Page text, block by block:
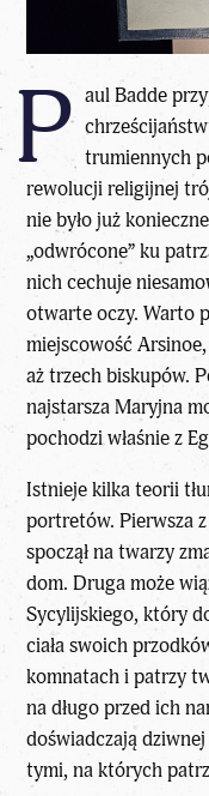
P aul Badde
trumiennych
rewolucji religijnej
nie było już
„odwrócone” ku
nich cechuje
otwarte oczy. Warto
miejscowość
aż trzech biskupów.
najstarsza Maryjna
pochodzi właśnie z
Istnieje kilka teorii
portretów. Pierwsza
spoczął na twarzy
dom. Druga może
Sycylijskiego, który
ciała swoich
komnatach i patrzy
na długo przed ich
doświadczają
tymi, na których